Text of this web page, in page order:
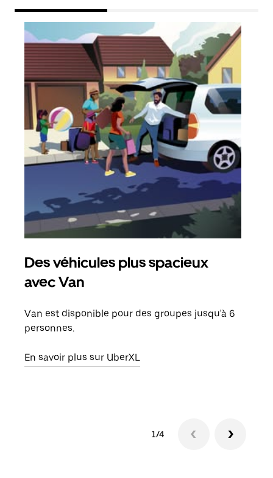
Des véhicules plus spacieux
avec Van
Van est disponible pour des groupes jusqu'à 6
personnes.
En savoir plus sur UberXL
1/4